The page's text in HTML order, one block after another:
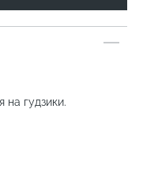
на гудзики.